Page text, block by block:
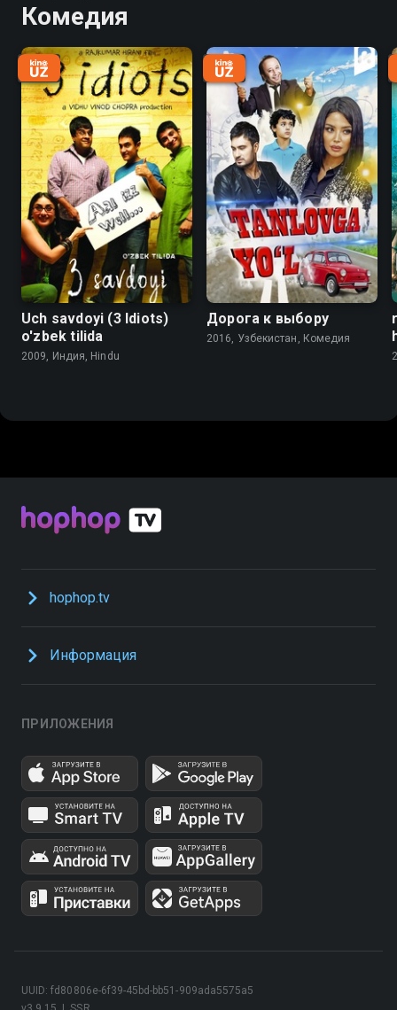
Комедия
Uch savdoyi (3 Idiots)
o'zbek tilida
2009, Индия, Hindu
Дорога к выбору
2016, Узбекистан, Комедия
hophop.tv
Информация
ПРИЛОЖЕНИЯ
UUID: fd80806e-6f39-45bd-bb51-909ada5575a5